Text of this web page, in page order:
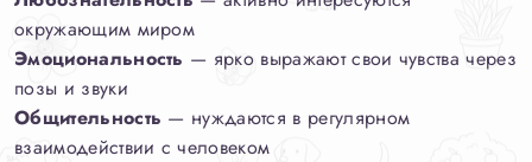
окружающим миром
Эмоциональность — ярко выражают свои чувства через
позы и звуки
Общительность — нуждаются в регулярном
взаимодействии с человеком